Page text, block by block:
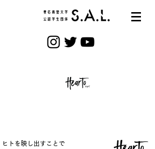
ヒトを映し出すことで